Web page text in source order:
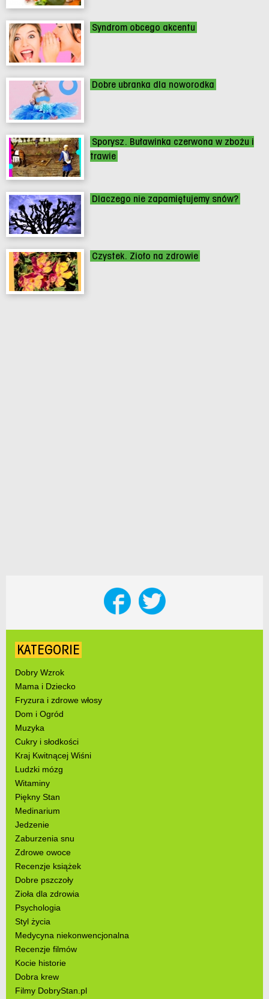
Syndrom obcego akcentu
Dobre ubranka dla noworodka
Sporysz. Buławinka czerwona w zbożu i
trawie
Dlaczego nie zapamiętujemy snów?
Czystek. Zioło na zdrowie
KATEGORIE
Dobry Wzrok
Mama i Dziecko
Fryzura i zdrowe włosy
Dom i Ogród
Muzyka
Cukry i słodkości
Kraj Kwitnącej Wiśni
Ludzki mózg
Witaminy
Piękny Stan
Medinarium
Jedzenie
Zaburzenia snu
Zdrowe owoce
Recenzje książek
Dobre pszczoły
Zioła dla zdrowia
Psychologia
Styl życia
Medycyna niekonwencjonalna
Recenzje filmów
Kocie historie
Dobra krew
Filmy DobryStan.pl